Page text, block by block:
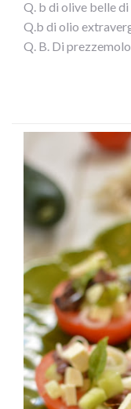
Q. b di olive belle
Q.b di olio
Q. B. Di prezzemolo
preso due gialli e
un contenitore per
della pelle
iniziamo a condirli
limone se preferite,
io avevo anche
all”insalata di
gustoso.